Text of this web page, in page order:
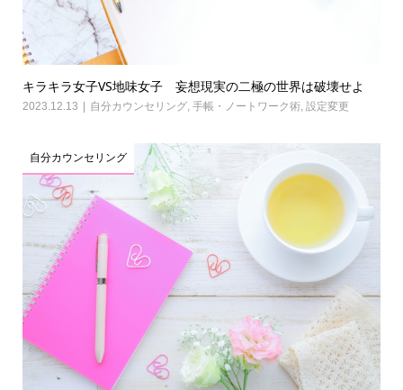
キラキラ女子VS地味女子 妄想現実の二極の世界は破壊せよ
2023.12.13 自分カウンセリング, 手帳・ノートワーク術, 設定変更
自分カウンセリング